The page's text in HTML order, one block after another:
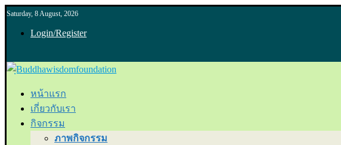
Saturday, 8 August, 2026
Login/Register
หน้าแรก
เกี่ยวกับเรา
กิจกรรม
ภาพกิจกรรม